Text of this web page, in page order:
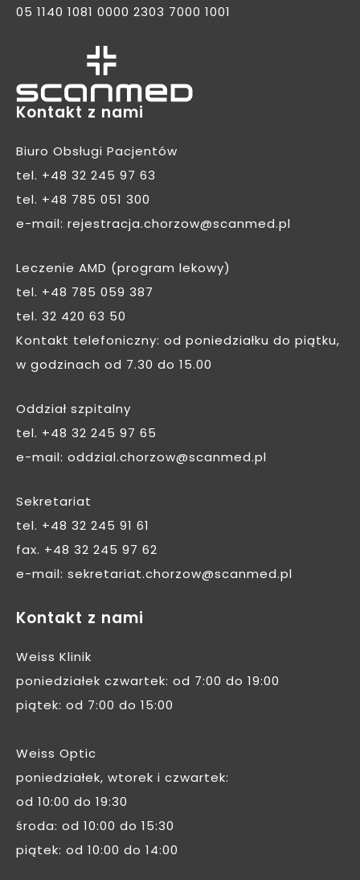
05 1140 1081 0000 2303 7000 1001
Kontakt z nami
Biuro Obsługi Pacjentów
tel. +48 32 245 97 63
tel. +48 785 051 300
e-mail: rejestracja.chorzow@scanmed.pl
Leczenie AMD (program lekowy)
tel. +48 785 059 387
tel. 32 420 63 50
Kontakt telefoniczny: od poniedziałku do piątku,
w godzinach od 7.30 do 15.00
Oddział szpitalny
tel. +48 32 245 97 65
e-mail: oddzial.chorzow@scanmed.pl
Sekretariat
tel. +48 32 245 91 61
fax. +48 32 245 97 62
e-mail: sekretariat.chorzow@scanmed.pl
Kontakt z nami
Weiss Klinik
poniedziałek czwartek: od 7:00 do 19:00
piątek: od 7:00 do 15:00
Weiss Optic
poniedziałek, wtorek i czwartek:
od 10:00 do 19:30
środa: od 10:00 do 15:30
piątek: od 10:00 do 14:00